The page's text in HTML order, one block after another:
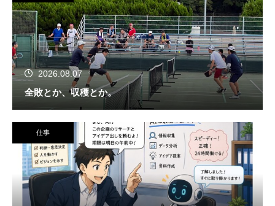
2026.08.07
全敗とか、収穫とか。
仕事